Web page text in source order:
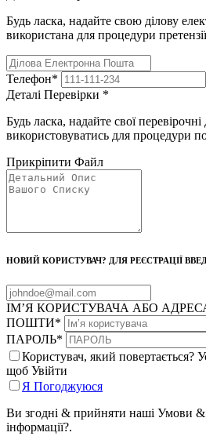
Будь ласка, надайте свою ділову
використана для процедури
Телефон*
Деталі Перевірки *
Будь ласка, надайте свої перевірочні
використовуватись для процедури
Прикріпити Файл
НОВИЙ КОРИСТУВАЧ? ДЛЯ РЕЄСТРАЦІЇ
ІМ’Я КОРИСТУВАЧА АБО
ПОШТИ*
ПАРОЛЬ*
Користувач, який повертається?
щоб Увійти
Я Погоджуюся
Ви згодні & прийняти наші Умови &
інформації?.